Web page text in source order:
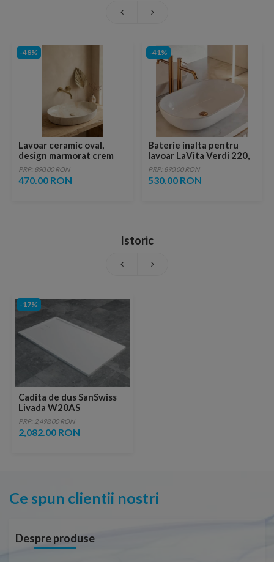
-48%
Lavoar ceramic oval,
design marmorat crem
lucios cu vene aurii,
ventil inclus
PRP: 890.00 RON
470.00 RON
-41%
Baterie inalta pentru
lavoar LaVita Verdi 220,
fara ventil, brushed
copper
PRP: 890.00 RON
530.00 RON
Istoric
-17%
Cadita de dus SanSwiss
Livada W20AS
160x80xH3,7 cm
marmura sintetica alba
PRP: 2,498.00 RON
2,082.00 RON
Ce spun clientii nostri
Despre produse